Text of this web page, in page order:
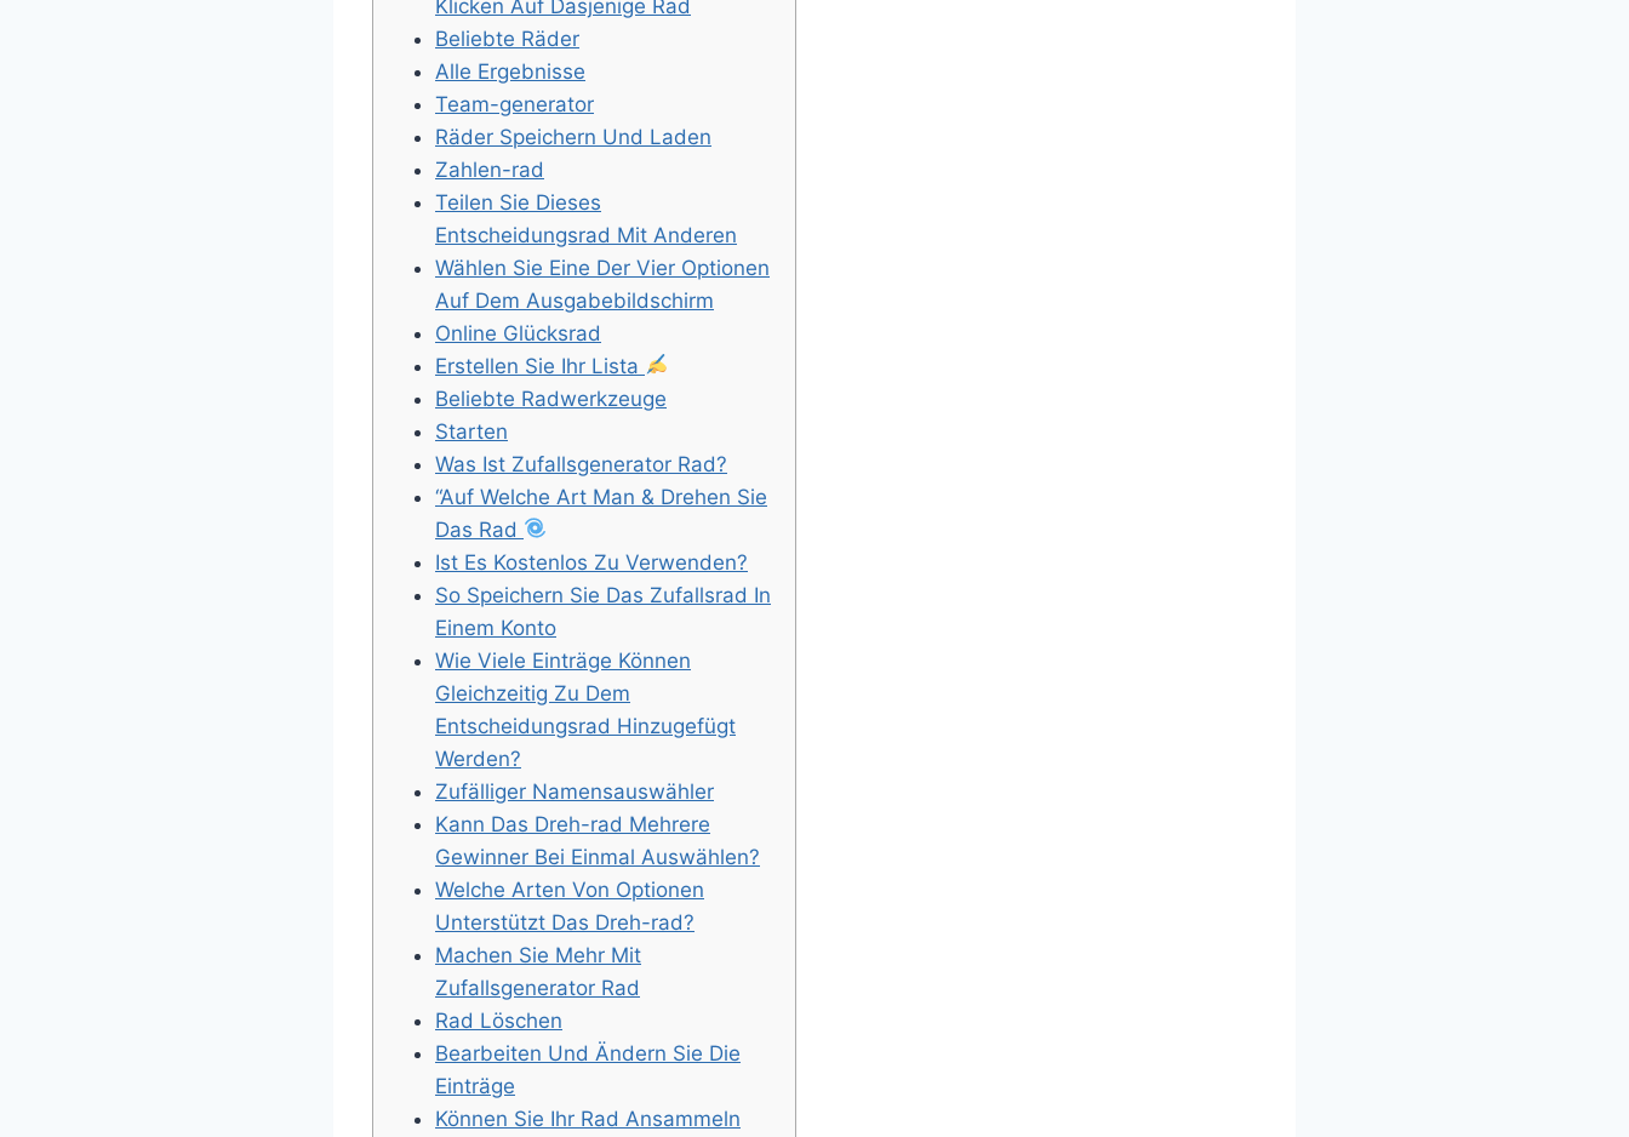
Klicken Auf Dasjenige Rad
Beliebte Räder
Alle Ergebnisse
Team-generator
Räder Speichern Und Laden
Zahlen-rad
Teilen Sie Dieses
Entscheidungsrad Mit Anderen
Wählen Sie Eine Der Vier Optionen
Auf Dem Ausgabebildschirm
Online Glücksrad
Erstellen Sie Ihr Lista
Beliebte Radwerkzeuge
Starten
Was Ist Zufallsgenerator Rad?
“Auf Welche Art Man & Drehen Sie
Das Rad
Ist Es Kostenlos Zu Verwenden?
So Speichern Sie Das Zufallsrad In
Einem Konto
Wie Viele Einträge Können
Gleichzeitig Zu Dem
Entscheidungsrad Hinzugefügt
Werden?
Zufälliger Namensauswähler
Kann Das Dreh-rad Mehrere
Gewinner Bei Einmal Auswählen?
Welche Arten Von Optionen
Unterstützt Das Dreh-rad?
Machen Sie Mehr Mit
Zufallsgenerator Rad
Rad Löschen
Bearbeiten Und Ändern Sie Die
Einträge
Können Sie Ihr Rad Ansammeln